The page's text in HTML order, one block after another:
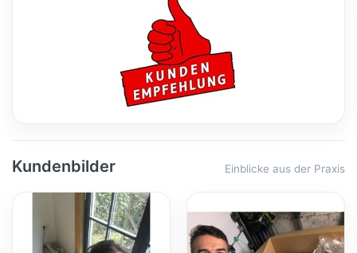
Kundenbilder Einblicke aus der Praxis